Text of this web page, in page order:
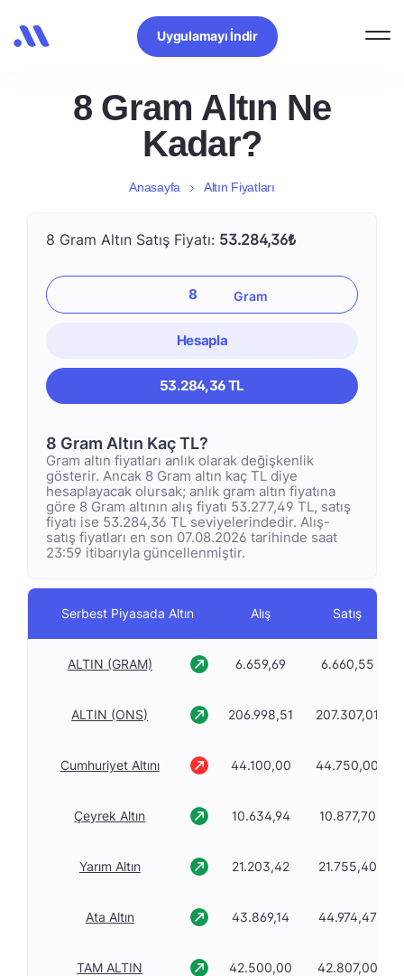
Uygulamayı İndir
8 Gram Altın Ne
Kadar?
Anasayfa Altın Fiyatları
8 Gram Altın Satış Fiyatı: 53.284,36₺
Hesapla
53.284,36 TL
8 Gram Altın Kaç TL?
Gram altın fiyatları anlık olarak değişkenlik
gösterir. Ancak 8 Gram altın kaç TL diye
hesaplayacak olursak; anlık gram altın fiyatına
göre 8 Gram altının alış fiyatı 53.277,49 TL, satış
fiyatı ise 53.284,36 TL seviyelerindedir. Alış-
satış fiyatları en son 07.08.2026 tarihinde saat
23:59 itibarıyla güncellenmiştir.
Serbest Piyasada Altın Alış Satış
ALTIN (GRAM) 6.659,69 6.660,55
ALTIN (ONS) 206.998,51 207.307,01
Cumhuriyet Altını 44.100,00 44.750,00
Çeyrek Altın 10.634,94 10.877,70
Yarım Altın 21.203,42 21.755,40
Ata Altın 43.869,14 44.974,47
TAM ALTIN 42.500,00 42.807,00